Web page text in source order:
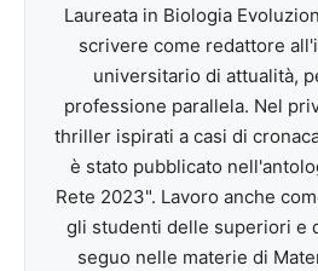
Laureata in Biologia
scrivere come redattore
universitario di attualità,
professione parallela. Nel
thriller ispirati a casi di
è stato pubblicato
Rete 2023". Lavoro anche
gli studenti delle superiori e
seguo nelle materie di